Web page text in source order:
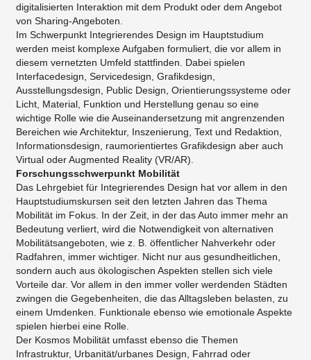
digitalisierten Interaktion mit dem Produkt oder dem Angebot
von Sharing-Angeboten.
Im Schwerpunkt Integrierendes Design im Hauptstudium
werden meist komplexe Aufgaben formuliert, die vor allem in
diesem vernetzten Umfeld stattfinden. Dabei spielen
Interfacedesign, Servicedesign, Grafikdesign,
Ausstellungsdesign, Public Design, Orientierungssysteme oder
Licht, Material, Funktion und Herstellung genau so eine
wichtige Rolle wie die Auseinandersetzung mit angrenzenden
Bereichen wie Architektur, Inszenierung, Text und Redaktion,
Informationsdesign, raumorientiertes Grafikdesign aber auch
Virtual oder Augmented Reality (VR/AR).
Forschungsschwerpunkt Mobilität
Das Lehrgebiet für Integrierendes Design hat vor allem in den
Hauptstudiumskursen seit den letzten Jahren das Thema
Mobilität im Fokus. In der Zeit, in der das Auto immer mehr an
Bedeutung verliert, wird die Notwendigkeit von alternativen
Mobilitätsangeboten, wie z. B. öffentlicher Nahverkehr oder
Radfahren, immer wichtiger. Nicht nur aus gesundheitlichen,
sondern auch aus ökologischen Aspekten stellen sich viele
Vorteile dar. Vor allem in den immer voller werdenden Städten
zwingen die Gegebenheiten, die das Alltagsleben belasten, zu
einem Umdenken. Funktionale ebenso wie emotionale Aspekte
spielen hierbei eine Rolle.
Der Kosmos Mobilität umfasst ebenso die Themen
Infrastruktur, Urbanität/urbanes Design, Fahrrad oder